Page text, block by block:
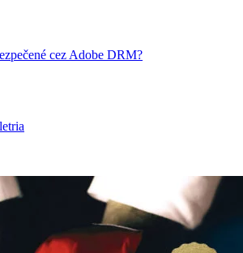
cez Adobe DRM?